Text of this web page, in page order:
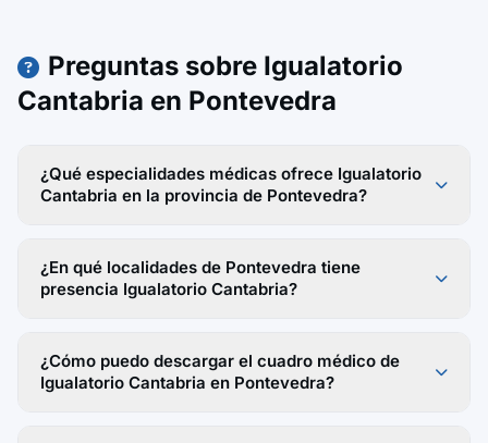
Preguntas sobre Igualatorio
Cantabria en Pontevedra
¿Qué especialidades médicas ofrece Igualatorio
Cantabria en la provincia de Pontevedra?
¿En qué localidades de Pontevedra tiene
presencia Igualatorio Cantabria?
¿Cómo puedo descargar el cuadro médico de
Igualatorio Cantabria en Pontevedra?